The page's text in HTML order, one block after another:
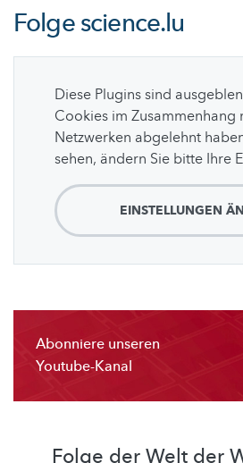
Folgescience.lu
Diese Plugins sind
Cookies im Zusammenhang
Netzwerken abgelehnt
sehen, ändern Sie bitte Ihre
EINSTELLUNGEN
Abonniere unseren
Youtube-Kanal
Folge der Welt der